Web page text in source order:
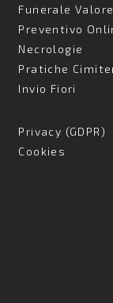
Funerale
Preventivo
Necrologie
Pratiche
Invio Fiori
Privacy (GDPR)
Cookies